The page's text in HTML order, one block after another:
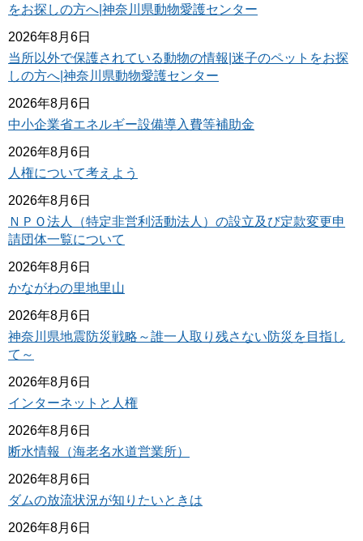
をお探しの方へ|神奈川県動物愛護センター
2026年8月6日
当所以外で保護されている動物の情報|迷子のペットをお探
しの方へ|神奈川県動物愛護センター
2026年8月6日
中小企業省エネルギー設備導入費等補助金
2026年8月6日
人権について考えよう
2026年8月6日
ＮＰＯ法人（特定非営利活動法人）の設立及び定款変更申
請団体一覧について
2026年8月6日
かながわの里地里山
2026年8月6日
神奈川県地震防災戦略～誰一人取り残さない防災を目指し
て～
2026年8月6日
インターネットと人権
2026年8月6日
断水情報（海老名水道営業所）
2026年8月6日
ダムの放流状況が知りたいときは
2026年8月6日